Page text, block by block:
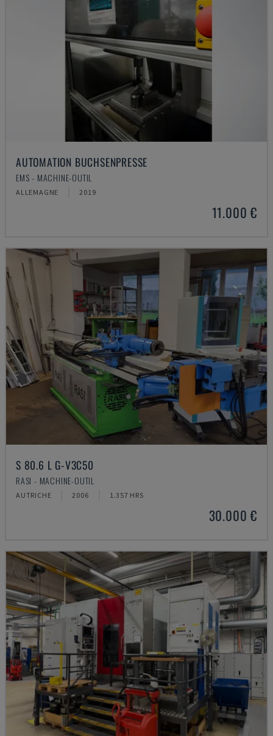
AUTOMATION BUCHSENPRESSE
EMS - MACHINE-OUTIL
ALLEMAGNE 2019
11.000 €
S 80.6 L G-V3C50
RASI - MACHINE-OUTIL
AUTRICHE 2006 1.357 HRS
30.000 €